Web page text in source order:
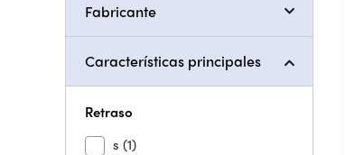
Fabricante
Características principales
Retraso
s (1)